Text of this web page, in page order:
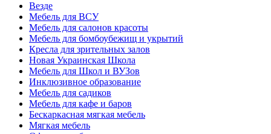
Везде
Мебель для ВСУ
Мебель для салонов красоты
Мебель для бомбоубежищ и укрытий
Кресла для зрительных залов
Новая Украинская Школа
Мебель для Школ и ВУЗов
Инклюзивное образование
Мебель для садиков
Мебель для кафе и баров
Бескаркасная мягкая мебель
Мягкая мебель